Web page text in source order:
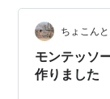
繰り返すかを
性が見えた教
番なら、家庭
ちょこん
モンテッソ
作りました